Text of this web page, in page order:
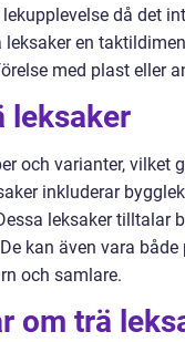
då det
en
med plast eller
leksaker
och varianter, vilket
inkluderar
leksaker tilltalar
kan även vara
och samlare.
om trä